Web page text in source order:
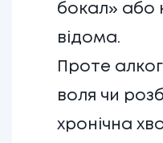
бокал» або
відома.
Проте
воля чи
хронічна